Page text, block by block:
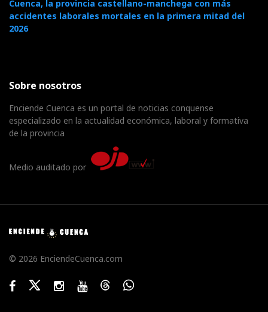
Cuenca, la provincia castellano-manchega con más
accidentes laborales mortales en la primera mitad del
2026
Sobre nosotros
Enciende Cuenca es un portal de noticias conquense
especializado en la actualidad económica, laboral y formativa
de la provincia
Medio auditado por
© 2026 EnciendeCuenca.com
FacebookTwitterInstagramYoutubeThreadsWhatsApp